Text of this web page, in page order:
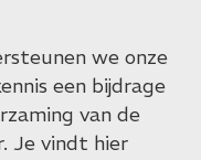
we onze
een bijdrage
van de
Je vindt hier